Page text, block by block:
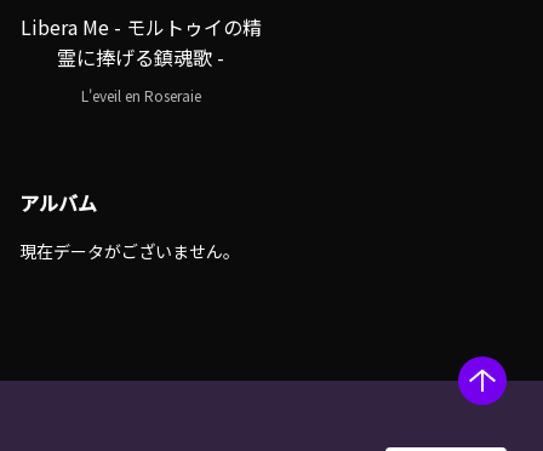
Libera Me - モルトゥイの精
霊に捧げる鎮魂歌 -
L'eveil en Roseraie
アルバム
現在データがございません。